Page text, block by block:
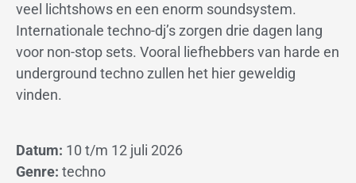
veel lichtshows en een enorm soundsystem.
Internationale techno-dj’s zorgen drie dagen lang
voor non-stop sets. Vooral liefhebbers van harde en
underground techno zullen het hier geweldig
vinden.
Datum: 10 t/m 12 juli 2026
Genre: techno